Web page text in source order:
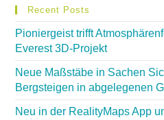
Recent Posts
Pioniergeist trifft
Everest 3D-Projekt
Neue Maßstäbe in Sachen
Bergsteigen in abgelegenen
Neu in der RealityMaps App